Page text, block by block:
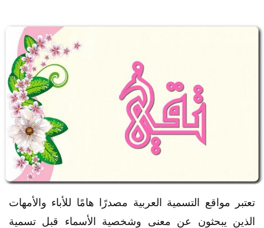
تعتبر مواقع التسمية العربية مصدرًا هامًا للأباء والأمهات
الذين يبحثون عن معنى وشخصية الأسماء قبل تسمية